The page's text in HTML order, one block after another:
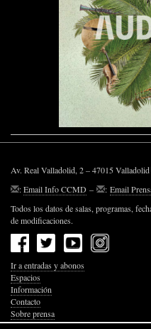
Av. Real Valladolid, 2 – 47015 Valladolid
:Email Info CCMD – : Email
Todos los datos de salas, programas,
de modificaciones.
Ir a entradas y abonos
Espacios
Información
Contacto
Sobre prensa
Política de Privacidad